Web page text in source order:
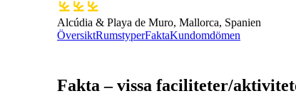
Alcúdia & Playa de Muro, Mallorca, Spanien
ÖversiktRumstyperFaktaKundomdömen
Fakta – vissa faciliteter/